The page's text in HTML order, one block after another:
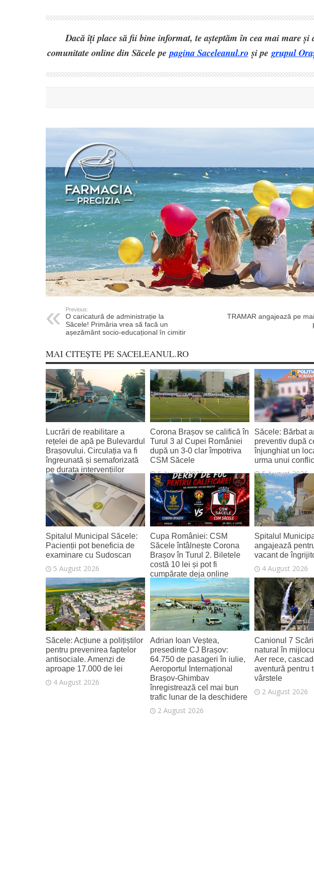
Dacă îți place să fii bine informat, te așteptăm în cea mai mare și
comunitate online din Săcele pepagina Saceleanul.roși pe grupul
Previous:
O caricatură de administrație la
Săcele! Primăria vrea să facă un
așezământ socio-educațional în cimitir
TRAMAR angajează pe
MAI CITEȘTE PE SACELEANUL.RO
Lucrări de reabilitare a
rețelei de apă pe Bulevardul
Brașovului. Circulația va fi
îngreunată și semaforizată
pe durata intervențiilor
6 August 2026
Corona Brașov se califică în
Turul 3 al Cupei României
după un 3-0 clar împotriva
CSM Săcele
6 August 2026
Săcele: Bărbat
preventiv după
înjunghiat un
urma unui
5 August 2026
Spitalul Municipal Săcele:
Pacienții pot beneficia de
examinare cu Sudoscan
5 August 2026
Cupa României: CSM
Săcele întâlnește Corona
Brașov în Turul 2. Biletele
costă 10 lei și pot fi
cumpărate deja online
4 August 2026
Spitalul
angajează
vacant de
4 August 2026
Săcele: Acțiune a polițiștilor
pentru prevenirea faptelor
antisociale. Amenzi de
aproape 17.000 de lei
4 August 2026
Adrian Ioan Veștea,
presedinte CJ Brașov:
64.750 de pasageri în iulie,
Aeroportul Internațional
Brașov‑Ghimbav
înregistrează cel mai bun
trafic lunar de la deschidere
2 August 2026
Canionul 7
natural în
Aer rece,
aventură pentru
vârstele
2 August 2026